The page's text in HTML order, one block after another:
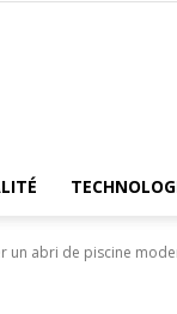
un abri de piscine